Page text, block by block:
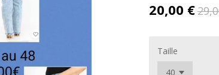
20,00 €
Taille